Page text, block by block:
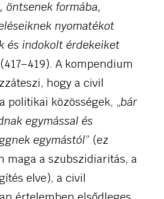
öntsenek formába,
nyomatékot
és indokolt érdekeiket
(417–419). A kompendium
hogy a civil
politikai közösségek, „bár
egymással és
egymástól” (ez
maga a szubszidiaritás, a
elve), a civil